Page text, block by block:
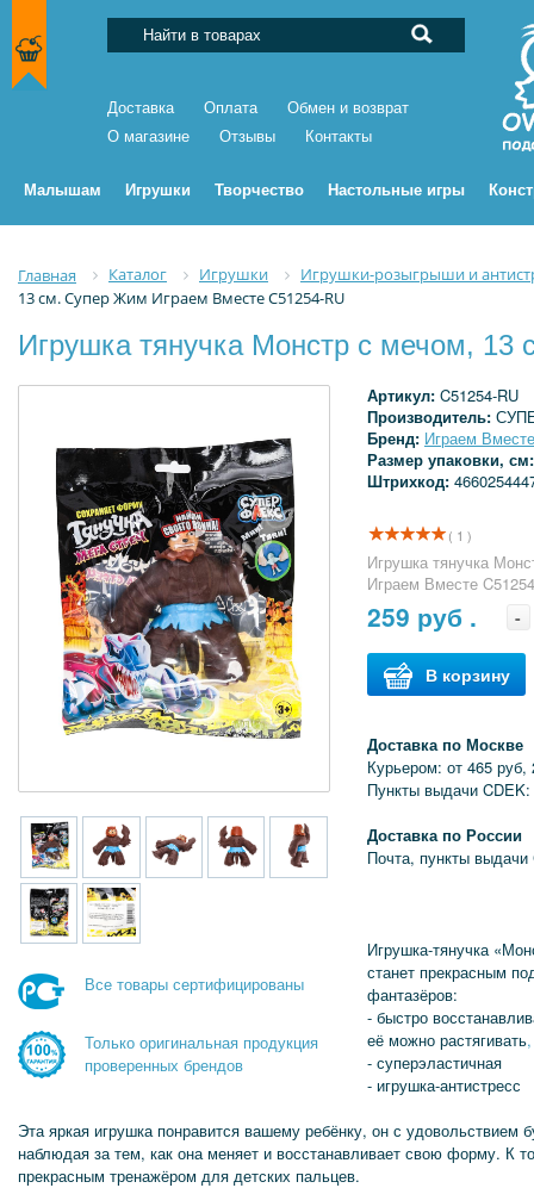
Доставка Оплата
Обмен и возврат
О магазине
Отзывы Контакты
Малышам Игрушки Творчество Настольные игры
Главная Каталог Игрушки
Игрушки-розыгрыши и
13 см. Супер Жим Играем Вместе C51254-RU
Игрушка тянучка Монстр с мечом,
Все товары сертифицированы
Только оригинальная продукция
проверенных брендов
Артикул: C51254-RU
Производитель:
Бренд: Играем Вместе
Размер упаковки,
Штрихкод:
( 1 )
Игрушка тянучка
Играем Вместе
259 руб . -
В корзину
Доставка по Москве
Курьером: от 465 руб,
Пункты выдачи
Доставка по России
Почта, пункты выдачи
Игрушка-тянучка
станет прекрасным
фантазёров:
- быстро
её можно растягивать,
- суперэластичная
- игрушка-антистресс
Эта яркая игрушка понравится вашему ребёнку, он с удовольствием
наблюдая за тем, как она меняет и восстанавливает свою форму. К
прекрасным тренажёром для детских пальцев.